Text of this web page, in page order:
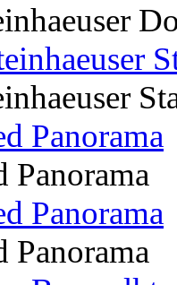
Panorama
Panorama